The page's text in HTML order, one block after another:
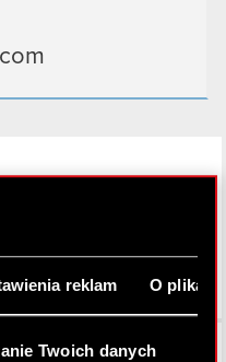
reklam O
Twoich danych